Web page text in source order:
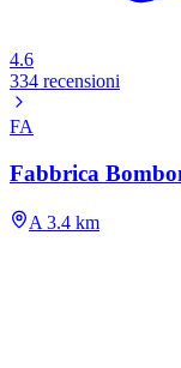
4.6
334 recensioni
FA
Fabbrica
A 3.4 km